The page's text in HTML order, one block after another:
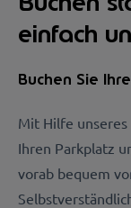
einfach
Buchen Sie
Mit Hilfe unseres
Ihren Parkplatz
vorab bequem